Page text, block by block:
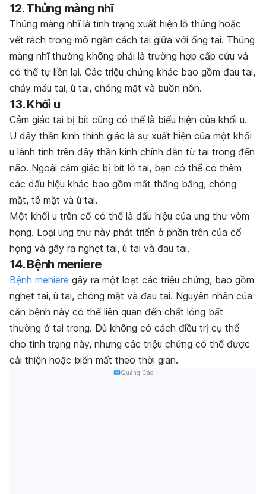
12. Thủng màng nhĩ
Thủng màng nhĩ là tình trạng xuất hiện lỗ thủng hoặc
vết rách trong mô ngăn cách tai giữa với ống tai. Thủng
màng nhĩ thường không phải là trường hợp cấp cứu và
có thể tự liền lại. Các triệu chứng khác bao gồm đau tai,
chảy máu tai, ù tai, chóng mặt và buồn nôn.
13. Khối u
Cảm giác tai bị bít cũng có thể là biểu hiện của khối u.
U dây thần kinh thính giác là sự xuất hiện của một khối
u lành tính trên dây thần kinh chính dẫn từ tai trong đến
não. Ngoài cảm giác bị bít lỗ tai, bạn có thể có thêm
các dấu hiệu khác bao gồm mất thăng bằng, chóng
mặt, tê mặt và ù tai.
Một khối u trên cổ có thể là dấu hiệu của ung thư vòm
họng. Loại ung thư này phát triển ở phần trên của cổ
họng và gây ra nghẹt tai, ù tai và đau tai.
14. Bệnh meniere
Bệnh meniere gây ra một loạt các triệu chứng, bao gồm
nghẹt tai, ù tai, chóng mặt và đau tai. Nguyên nhân của
căn bệnh này có thể liên quan đến chất lỏng bất
thường ở tai trong. Dù không có cách điều trị cụ thể
cho tình trạng này, nhưng các triệu chứng có thể được
cải thiện hoặc biến mất theo thời gian.
Quảng Cáo